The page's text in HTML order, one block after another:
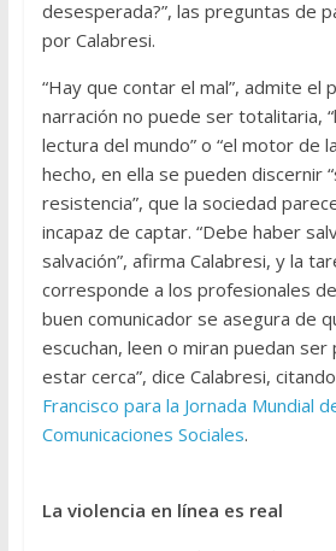
desesperada?”, las preguntas de
por Calabresi.
“Hay que contar el mal”, admite el
narración no puede ser totalitaria,
lectura del mundo” o “el motor de
hecho, en ella se pueden discernir
resistencia”, que la sociedad
incapaz de captar. “Debe haber
salvación”, afirma Calabresi, y la
corresponde a los profesionales de
buen comunicador se asegura de
escuchan, leen o miran puedan
estar cerca”, dice Calabresi, citando
Francisco para la Jornada Mundial
Comunicaciones Sociales.
La violencia en línea es real